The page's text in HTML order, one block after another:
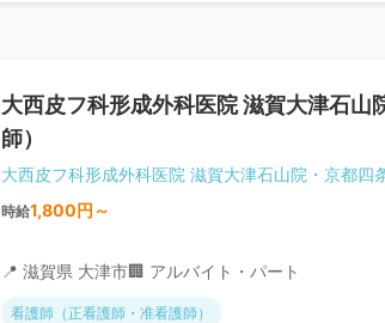
大西皮フ科形成外科医院 滋賀大津石
師）
大西皮フ科形成外科医院 滋賀大津石山院・京都四
時給1,800円～
📍 滋賀県 大津市🏢 アルバイト・パート
看護師（正看護師・准看護師）